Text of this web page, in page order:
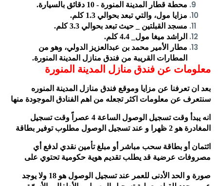
محطة قطار المدينة المنورة - 10 دقائق بالسيارة.
مزايا مول، والتي تبعد بحوالي 1.3 كلم.
مسجد القبلتين _ حيث تبعد بحوالي 3.3 كلم.
الراشد ميغا مول_ 4.4 كلم.
مطار الأمير محمد بن عبدالعزيز الدولي، وهو من
المطارات القريبة من فندق منازل المدينة المنورة.
معلومات عن فندق منازل المدينة المنورة
بعد ان تعرفنا عن مزايا وموقع فندق منازل المدينة المنوره
سنتعرف عن معلومات اكثر تجعله من اهم الفنادق الموجودة منها
انه يبدأ وقت تسجيل الوصول الساعة 4 عصراً وقت تسجيل
المغادرة هو 2 ظهرا و عند تسجيل الوصول مطلوب توفير بطاقة
ائتمان أو بطاقة سحب مباشر أو مبلغ تأمين نقدي لدفع أي
مصروفات عرضية قد يطلب تقديم هوية حكومية تحتوي على
صورة و الحد الأدنى للعمر عند تسجيل الوصول هو 18 ولا يوجد